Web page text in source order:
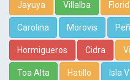
Jayuya Villalba
Carolina Morovis
Hormigueros Cidra
Toa Alta Hatillo Isla